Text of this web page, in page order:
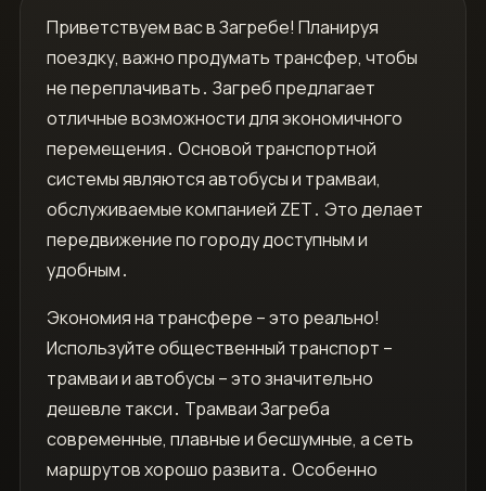
Приветствуем вас в Загребе! Планируя
поездку‚ важно продумать трансфер‚ чтобы
не переплачивать․ Загреб предлагает
отличные возможности для экономичного
перемещения․ Основой транспортной
системы являются автобусы и трамваи‚
обслуживаемые компанией ZET․ Это делает
передвижение по городу доступным и
удобным․
Экономия на трансфере – это реально!
Используйте общественный транспорт –
трамваи и автобусы – это значительно
дешевле такси․ Трамваи Загреба
современные‚ плавные и бесшумные‚ а сеть
маршрутов хорошо развита․ Особенно